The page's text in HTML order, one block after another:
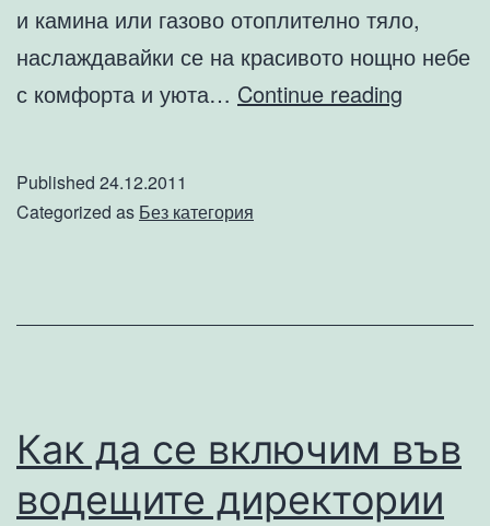
и камина или газово отоплително тяло,
наслаждавайки се на красивото нощно небе
с комфорта и уюта… Continue reading
Published 24.12.2011
Categorized as Без категория
Как да се включим във
водещите директории